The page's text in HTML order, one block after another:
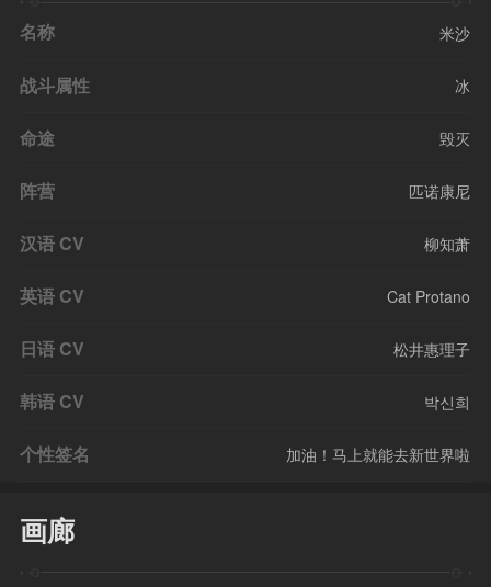
名称 米沙
战斗属性 冰
命途 毁灭
阵营 匹诺康尼
汉语 CV 柳知萧
英语 CV Cat Protano
日语 CV 松井惠理子
韩语 CV 박신희
个性签名 加油！马上就能去新世界啦
画廊